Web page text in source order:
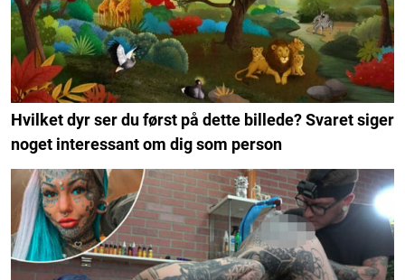
Hvilket dyr ser du først på dette billede? Svaret siger
noget interessant om dig som person